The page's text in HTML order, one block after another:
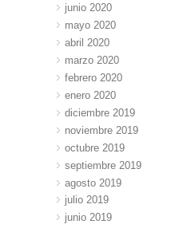
junio 2020
mayo 2020
abril 2020
marzo 2020
febrero 2020
enero 2020
diciembre 2019
noviembre 2019
octubre 2019
septiembre 2019
agosto 2019
julio 2019
junio 2019